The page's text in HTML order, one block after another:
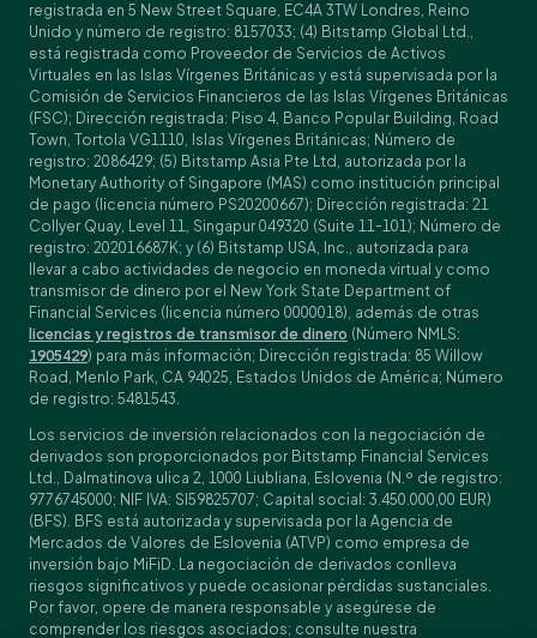
registrada en 5 New Street Square, EC4A 3TW Londres, Reino
Unido y número de registro: 8157033; (4) Bitstamp Global Ltd.,
está registrada como Proveedor de Servicios de Activos
Virtuales en las Islas Vírgenes Británicas y está supervisada por la
Comisión de Servicios Financieros de las Islas Vírgenes Británicas
(FSC); Dirección registrada: Piso 4, Banco Popular Building, Road
Town, Tortola VG1110, Islas Vírgenes Británicas; Número de
registro: 2086429; (5) Bitstamp Asia Pte Ltd, autorizada por la
Monetary Authority of Singapore (MAS) como institución principal
de pago (licencia número PS20200667); Dirección registrada: 21
Collyer Quay, Level 11, Singapur 049320 (Suite 11-101); Número de
registro: 202016687K; y (6) Bitstamp USA, Inc., autorizada para
llevar a cabo actividades de negocio en moneda virtual y como
transmisor de dinero por el New York State Department of
Financial Services (licencia número 0000018), además de otras
licencias y registros de transmisor de dinero (Número NMLS:
1905429) para más información; Dirección registrada: 85 Willow
Road, Menlo Park, CA 94025, Estados Unidos de América; Número
de registro: 5481543.
Los servicios de inversión relacionados con la negociación de
derivados son proporcionados por Bitstamp Financial Services
Ltd., Dalmatinova ulica 2, 1000 Liubliana, Eslovenia (N.º de registro:
9776745000; NIF IVA: SI59825707; Capital social: 3.450.000,00 EUR)
(BFS). BFS está autorizada y supervisada por la Agencia de
Mercados de Valores de Eslovenia (ATVP) como empresa de
inversión bajo MiFiD. La negociación de derivados conlleva
riesgos significativos y puede ocasionar pérdidas sustanciales.
Por favor, opere de manera responsable y asegúrese de
comprender los riesgos asociados; consulte nuestra